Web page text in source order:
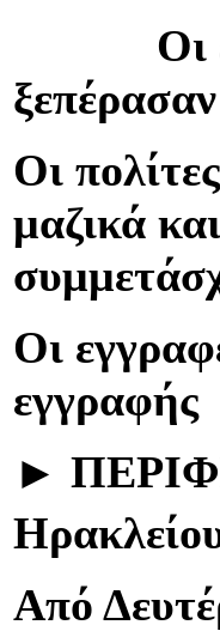
Οι
Οι
μαζικά
Οι
εγγραφής
►
Από